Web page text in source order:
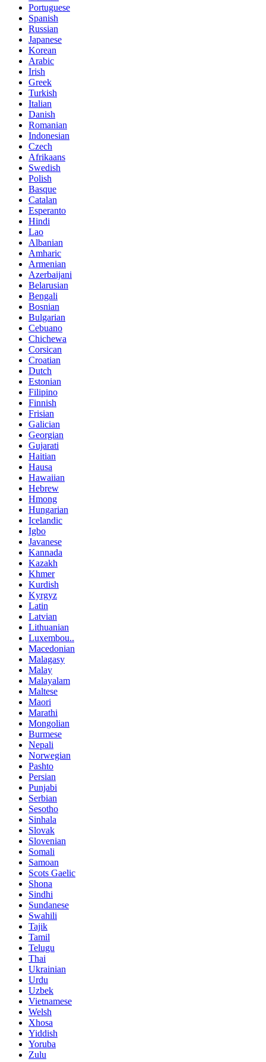
Portuguese
Spanish
Russian
Japanese
Korean
Arabic
Irish
Greek
Turkish
Italian
Danish
Romanian
Indonesian
Czech
Afrikaans
Swedish
Polish
Basque
Catalan
Esperanto
Hindi
Lao
Albanian
Amharic
Armenian
Azerbaijani
Belarusian
Bengali
Bosnian
Bulgarian
Cebuano
Chichewa
Corsican
Croatian
Dutch
Estonian
Filipino
Finnish
Frisian
Galician
Georgian
Gujarati
Haitian
Hausa
Hawaiian
Hebrew
Hmong
Hungarian
Icelandic
Igbo
Javanese
Kannada
Kazakh
Khmer
Kurdish
Kyrgyz
Latin
Latvian
Lithuanian
Luxembou..
Macedonian
Malagasy
Malay
Malayalam
Maltese
Maori
Marathi
Mongolian
Burmese
Nepali
Norwegian
Pashto
Persian
Punjabi
Serbian
Sesotho
Sinhala
Slovak
Slovenian
Somali
Samoan
Scots Gaelic
Shona
Sindhi
Sundanese
Swahili
Tajik
Tamil
Telugu
Thai
Ukrainian
Urdu
Uzbek
Vietnamese
Welsh
Xhosa
Yiddish
Yoruba
Zulu